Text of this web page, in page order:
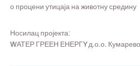
о процени утицаја на животну средину
Носилац пројекта:
WАТЕР ГРЕЕН ЕНЕРГY д.о.о. Кумарево